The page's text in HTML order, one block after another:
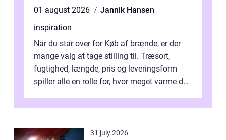
01 august 2026
Jannik Hansen
inspiration
Når du står over for Køb af brænde, er der
mange valg at tage stilling til. Træsort,
fugtighed, længde, pris og leveringsform
spiller alle en rolle for, hvor meget varme du
31 july 2026